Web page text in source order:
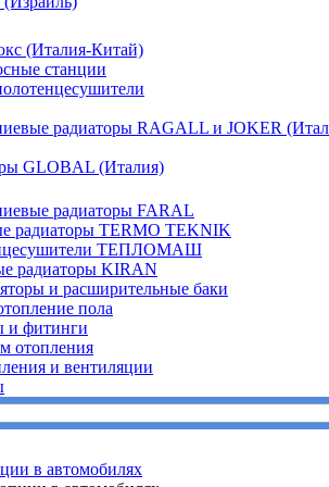
(Италия-Китай)
станции
радиаторы RAGALL и JOKER
GLOBAL (Италия)
радиаторы FARAL
радиаторы TERMO TEKNIK
ТЕПЛОМАШ
радиаторы KIRAN
и расширительные баки
пола
и фитинги
отопления
и вентиляции
в автомобилях